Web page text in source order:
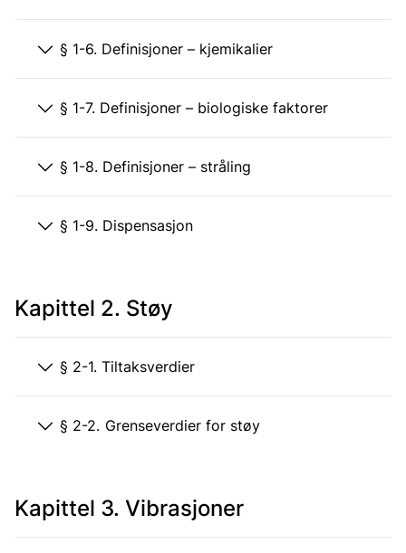
§ 1-6. Definisjoner – kjemikalier
§ 1-7. Definisjoner – biologiske faktorer
§ 1-8. Definisjoner – stråling
§ 1-9. Dispensasjon
Kapittel 2. Støy
§ 2-1. Tiltaksverdier
§ 2-2. Grenseverdier for støy
Kapittel 3. Vibrasjoner